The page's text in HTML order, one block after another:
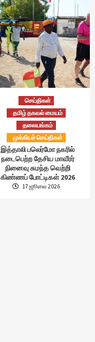
செய்திகள்
தமிழ் தகவல் மையம்
தலையங்கம்
முக்கியச் செய்திகள்
இத்தாலி பலெர்மோ நகரில்
நடைபெற்ற தேசிய மாவீரர்
நினைவு சுமந்த வெற்றி
கிண்ணப் போட்டிகள் 2026
17 ஜூலை 2026